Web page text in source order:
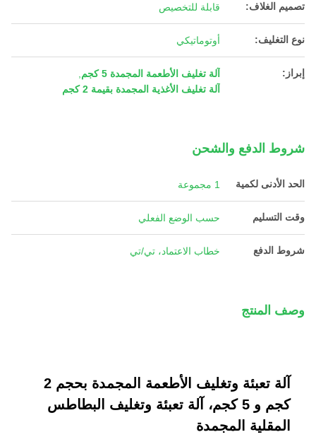
تصميم الغلاف: قابلة للتخصيص
نوع التغليف: أوتوماتيكي
إبراز: آلة تغليف الأطعمة المجمدة 5 كجم
آلة تغليف الأغذية المجمدة بقيمة 2 كجم
شروط الدفع والشحن
الحد الأدنى لكمية 1 مجموعة
وقت التسليم حسب الوضع الفعلي
شروط الدفع خطاب الاعتماد، تي/تي
وصف المنتج
آلة تعبئة وتغليف الأطعمة المجمدة بحجم 2
كجم و 5 كجم، آلة تعبئة وتغليف البطاطس
المقلية المجمدة